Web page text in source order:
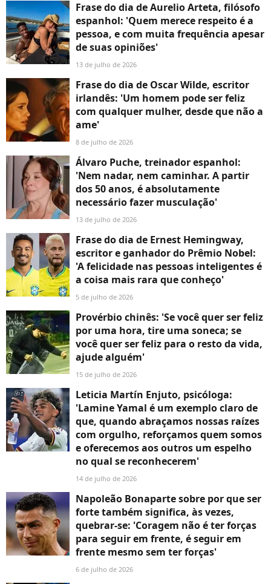
Frase do dia de Aurelio Arteta, filósofo
espanhol: 'Quem merece respeito é a
pessoa, e com muita frequência apesar
de suas opiniões'
13 de julho de 2026
Frase do dia de Oscar Wilde, escritor
irlandês: 'Um homem pode ser feliz
com qualquer mulher, desde que não a
ame'
8 de julho de 2026
Álvaro Puche, treinador espanhol:
'Nem nadar, nem caminhar. A partir
dos 50 anos, é absolutamente
necessário fazer musculação'
13 de julho de 2026
Frase do dia de Ernest Hemingway,
escritor e ganhador do Prêmio Nobel:
'A felicidade nas pessoas inteligentes é
a coisa mais rara que conheço'
5 de julho de 2026
Provérbio chinês: 'Se você quer ser feliz
por uma hora, tire uma soneca; se
você quer ser feliz para o resto da vida,
ajude alguém'
15 de julho de 2026
Leticia Martín Enjuto, psicóloga:
'Lamine Yamal é um exemplo claro de
que, quando abraçamos nossas raízes
com orgulho, reforçamos quem somos
e oferecemos aos outros um espelho
no qual se reconhecerem'
14 de julho de 2026
Napoleão Bonaparte sobre por que ser
forte também significa, às vezes,
quebrar-se: 'Coragem não é ter forças
para seguir em frente, é seguir em
frente mesmo sem ter forças'
6 de julho de 2026